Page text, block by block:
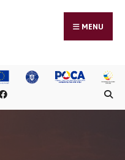
MENU